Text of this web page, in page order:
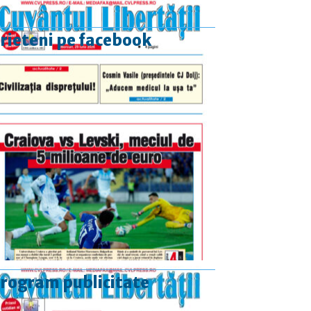
pe facebook
publicitate